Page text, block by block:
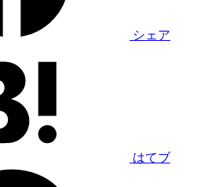
シェア
はてブ